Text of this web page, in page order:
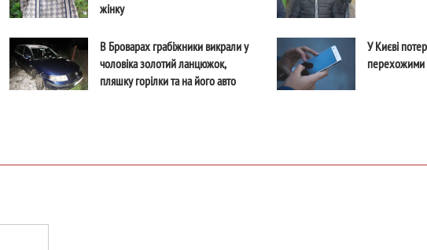
жінку
В Броварах грабіжники викрали у
чоловіка золотий ланцюжок,
пляшку горілки та на його авто
У Києві
перехожими